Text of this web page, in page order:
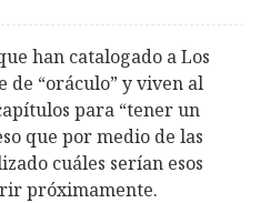
han catalogado a Los
de “oráculo” y viven al
para “tener un
que por medio de las
cuáles serían esos
próximamente.